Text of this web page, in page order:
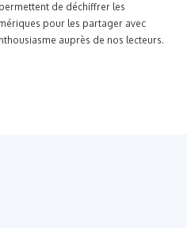
de déchiffrer les
pour les partager avec
auprès de nos lecteurs.